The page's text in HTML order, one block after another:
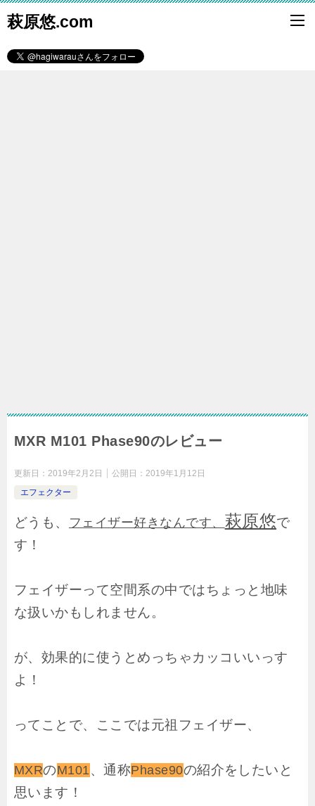
萩原悠.com
MXR M101 Phase90のレビュー
更新日： 2019年2月2日 公開日： 2019年1月12日
エフェクター
どうも、 フェイザー好きなんです、 萩原悠で
す！
フェイザーって空間系の中ではちょっと地味
な扱いかもしれません。
が、効果的に使うとめっちゃカッコいいっす
よ！
ってことで、ここでは元祖フェイザー、
MXRのM101 、通称Phase90の紹介をしたいと
思います！